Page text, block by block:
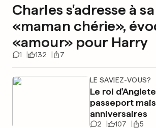
Charles s'adresse à sa
«maman chérie»,
«amour» pour Harry
1 132 7
LE SAVIEZ-VOUS?
Le roi
passeport
anniversaires
2 107 5